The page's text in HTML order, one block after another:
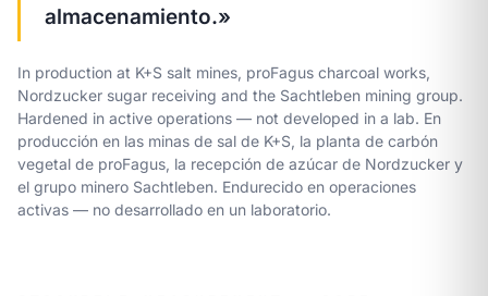
almacenamiento.»
In production at K+S salt mines, proFagus charcoal works,
Nordzucker sugar receiving and the Sachtleben mining group.
Hardened in active operations — not developed in a lab. En
producción en las minas de sal de K+S, la planta de carbón
vegetal de proFagus, la recepción de azúcar de Nordzucker y
el grupo minero Sachtleben. Endurecido en operaciones
activas — no desarrollado en un laboratorio.